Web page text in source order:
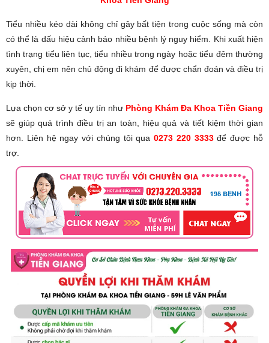
Tiểu nhiều kéo dài không chỉ gây bất tiện trong cuộc sống mà còn
có thể là dấu hiệu cảnh báo nhiều bệnh lý nguy hiểm. Khi xuất hiện
tình trạng tiểu liên tục, tiểu nhiều trong ngày hoặc tiểu đêm thường
xuyên, chị em nên chủ động đi khám để được chẩn đoán và điều trị
kịp thời.
Lựa chọn cơ sở y tế uy tín như Phòng Khám Đa Khoa Tiền Giang
sẽ giúp quá trình điều trị an toàn, hiệu quả và tiết kiệm thời gian
hơn. Liên hệ ngay với chúng tôi qua0273 220 3333để được hỗ
trợ.